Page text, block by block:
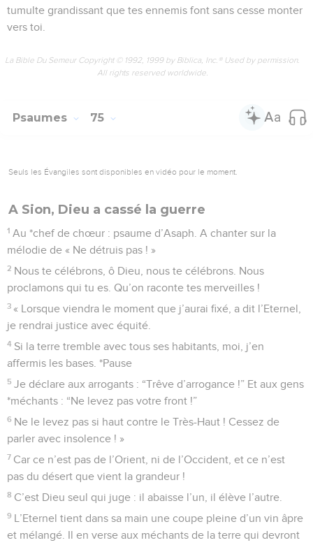
tumulte grandissant que tes ennemis font sans cesse monter
vers toi.
La Bible Du Semeur Copyright © 1992, 1999 by Biblica, Inc.® Used by permission.
All rights reserved worldwide.
Psaumes 75
Seuls les Évangiles sont disponibles en vidéo pour le moment.
A Sion, Dieu a cassé la guerre
1 Au *chef de chœur : psaume d’Asaph. A chanter sur la
mélodie de « Ne détruis pas ! »
2 Nous te célébrons, ô Dieu, nous te célébrons. Nous
proclamons qui tu es. Qu’on raconte tes merveilles !
3 « Lorsque viendra le moment que j’aurai fixé, a dit l’Eternel,
je rendrai justice avec équité.
4 Si la terre tremble avec tous ses habitants, moi, j’en
affermis les bases. *Pause
5 Je déclare aux arrogants : “Trêve d’arrogance !” Et aux gens
*méchants : “Ne levez pas votre front !”
6 Ne le levez pas si haut contre le Très-Haut ! Cessez de
parler avec insolence ! »
7 Car ce n’est pas de l’Orient, ni de l’Occident, et ce n’est
pas du désert que vient la grandeur !
8 C’est Dieu seul qui juge : il abaisse l’un, il élève l’autre.
9 L’Eternel tient dans sa main une coupe pleine d’un vin âpre
et mélangé. Il en verse aux méchants de la terre qui devront